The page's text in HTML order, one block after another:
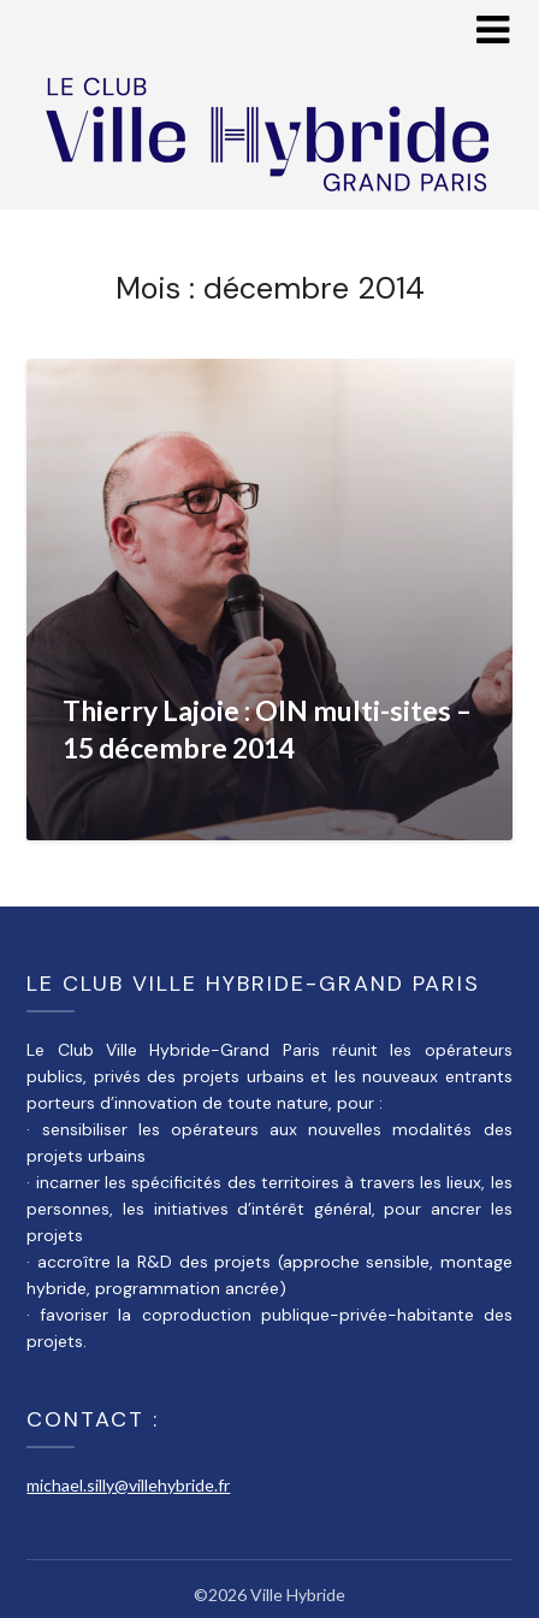
Mois : décembre 2014
Thierry Lajoie : OIN multi-sites –
15 décembre 2014
LE CLUB VILLE HYBRIDE-GRAND PARIS
Le Club Ville Hybride-Grand Paris réunit les opérateurs
publics, privés des projets urbains et les nouveaux entrants
porteurs d’innovation de toute nature, pour :
· sensibiliser les opérateurs aux nouvelles modalités des
projets urbains
· incarner les spécificités des territoires à travers les lieux, les
personnes, les initiatives d’intérêt général, pour ancrer les
projets
· accroître la R&D des projets (approche sensible, montage
hybride, programmation ancrée)
· favoriser la coproduction publique-privée-habitante des
projets.
CONTACT :
michael.silly@villehybride.fr
©2026 Ville Hybride